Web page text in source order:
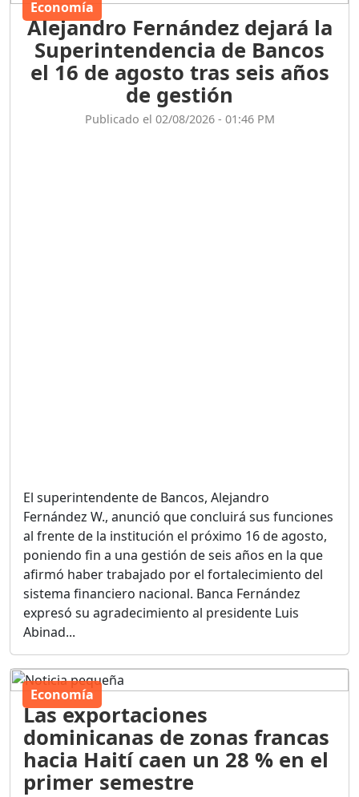
Economía
Alejandro Fernández dejará la
Superintendencia de Bancos
el 16 de agosto tras seis años
de gestión
Publicado el 02/08/2026 - 01:46 PM
El superintendente de Bancos, Alejandro
Fernández W., anunció que concluirá sus funciones
al frente de la institución el próximo 16 de agosto,
poniendo fin a una gestión de seis años en la que
afirmó haber trabajado por el fortalecimiento del
sistema financiero nacional. Banca Fernández
expresó su agradecimiento al presidente Luis
Abinad...
Economía
Las exportaciones
dominicanas de zonas francas
hacia Haití caen un 28 % en el
primer semestre